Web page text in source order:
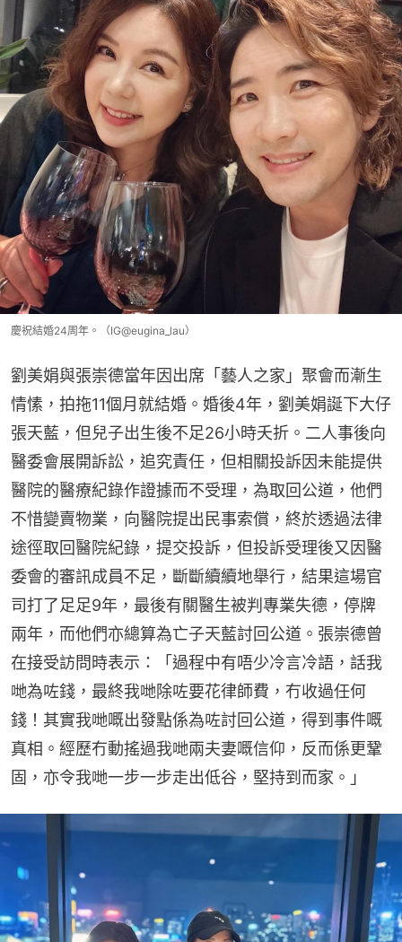
慶祝結婚24周年。（IG@eugina_lau）
劉美娟與張崇德當年因出席「藝人之家」聚會而漸生
情愫，拍拖11個月就結婚。婚後4年，劉美娟誕下大仔
張天藍，但兒子出生後不足26小時夭折。二人事後向
醫委會展開訴訟，追究責任，但相關投訴因未能提供
醫院的醫療紀錄作證據而不受理，為取回公道，他們
不惜變賣物業，向醫院提出民事索償，終於透過法律
途徑取回醫院紀錄，提交投訴，但投訴受理後又因醫
委會的審訊成員不足，斷斷續續地舉行，結果這場官
司打了足足9年，最後有關醫生被判專業失德，停牌
兩年，而他們亦總算為亡子天藍討回公道。張崇德曾
在接受訪問時表示：「過程中有唔少冷言冷語，話我
哋為咗錢，最終我哋除咗要花律師費，冇收過任何
錢！其實我哋嘅出發點係為咗討回公道，得到事件嘅
真相。經歷冇動搖過我哋兩夫妻嘅信仰，反而係更鞏
固，亦令我哋一步一步走出低谷，堅持到而家。」